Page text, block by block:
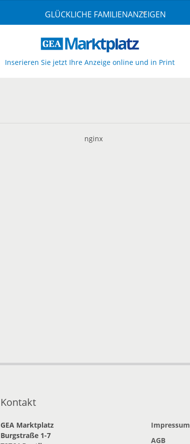
GLÜCKLICHE FAMILIENANZEIGEN
Inserieren Sie jetzt Ihre Anzeige online und in Print
nginx
Kontakt
GEA Marktplatz
Burgstraße 1-7
Impressum
AGB